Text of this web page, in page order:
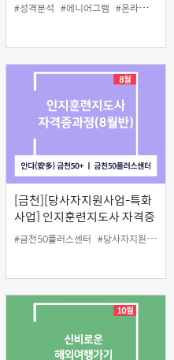
계상담 #퍼스널컬러
#성격분석 #에니어그램 #온라인
#성격분석 #인생설계
[금천][당사자지원사업-특화
사업] 인지훈련지도사 자격증
과정 4차(8월반)
#금천50플러스센터 #당사자지원 #인